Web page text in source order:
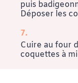
puis
Déposer les
Cuire au four
coquettes à